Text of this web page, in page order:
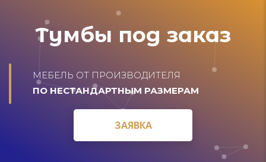
Тумбы под заказ
МЕБЕЛЬ ОТ ПРОИЗВОДИТЕЛЯ
ПО НЕСТАНДАРТНЫМ РАЗМЕРАМ
ЗАЯВКА
ЗАЯВКА